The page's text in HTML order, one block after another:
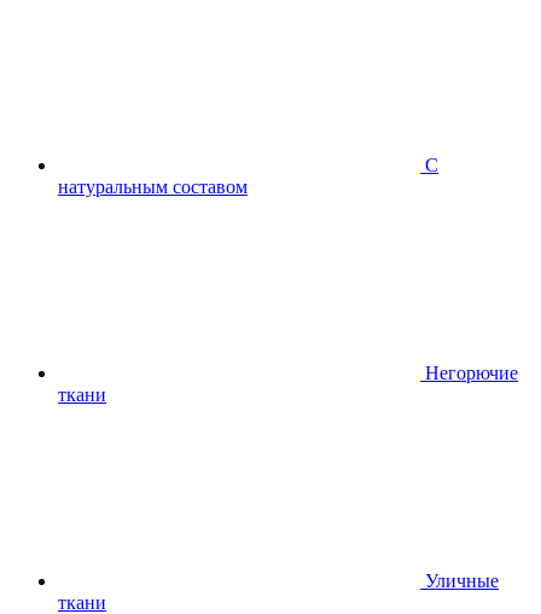
С
натуральным составом
Негорючие
ткани
Уличные
ткани